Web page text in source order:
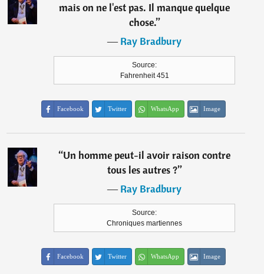
mais on ne l'est pas. Il manque quelque
chose.”
―Ray Bradbury
Source:
Fahrenheit 451
Facebook Twitter WhatsApp Image
“Un homme peut-il avoir raison contre
tous les autres ?”
―Ray Bradbury
Source:
Chroniques martiennes
Facebook Twitter WhatsApp Image